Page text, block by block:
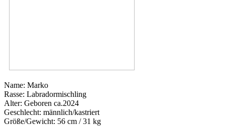
Name: Marko
Rasse: Labradormischling
Alter: Geboren ca.2024
Geschlecht: männlich/kastriert
Größe/Gewicht: 56 cm / 31 kg